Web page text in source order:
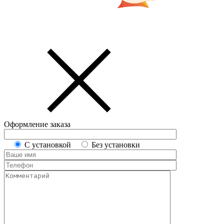
Оформление заказа
С установкой Без установки